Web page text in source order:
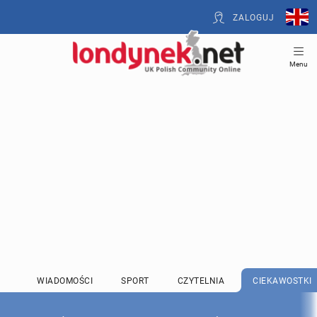
ZALOGUJ
Menu
WIADOMOŚCI SPORT CZYTELNIA CIEKAWOSTKI